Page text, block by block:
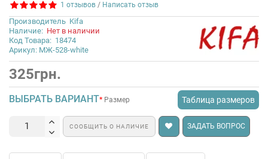
1 отзывов / Написать отзыв
Производитель Kifa
Наличие: Нет в наличии
Код Товара: 18474
Арикул: МЖ-528-white
325грн.
ВЫБРАТЬ ВАРИАНТ Таблица размеров
Размер
СООБЩИТЬ О НАЛИЧИЕ ЗАДАТЬ ВОПРОС